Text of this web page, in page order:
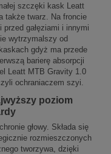
szczęki kask Leatt
także twarz. Na froncie
gałęziami i innymi
wytrzymalszy od
gdyż ma przede
barierę absorpcji
Leatt MTB Gravity 1.0
ochraniaczem szyi.
poziom
głowy. Składa się
rozmieszczonych
tworzywa, dzięki